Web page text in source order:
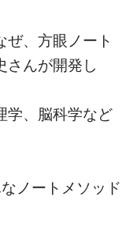
ぜ、方眼ノート
さんが開発し
学、脳科学など
ノートメソッド